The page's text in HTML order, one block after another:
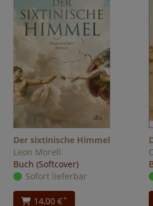
Der sixtinische Himmel
Leon Morell
Buch (Softcover)
Sofort lieferbar
14,00 €*